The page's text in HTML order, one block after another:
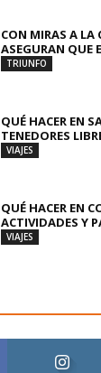
CON MIRAS A LA
ASEGURAN QUE
TRIUNFO
QUÉ HACER EN
TENEDORES
VIAJES
QUÉ HACER EN
ACTIVIDADES Y
VIAJES